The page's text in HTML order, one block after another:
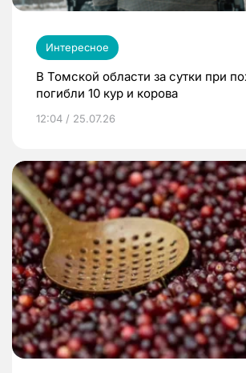
Интересное
В Томской области за сутки при
погибли 10 кур и корова
12:04 / 25.07.26